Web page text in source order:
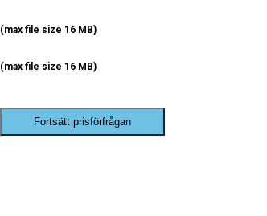
(max file size 16 MB)
(max file size 16 MB)
Fortsätt prisförfrågan